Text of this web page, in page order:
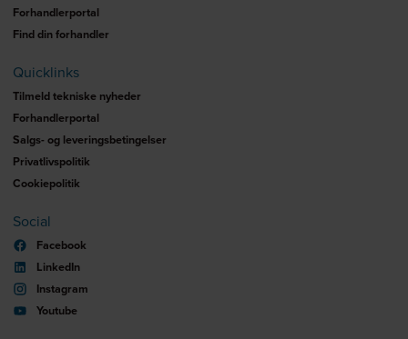
Forhandlerportal
Find din forhandler
Quicklinks
Tilmeld tekniske nyheder
Forhandlerportal
Salgs- og leveringsbetingelser
Privatlivspolitik
Cookiepolitik
Social
Facebook
LinkedIn
Instagram
Youtube